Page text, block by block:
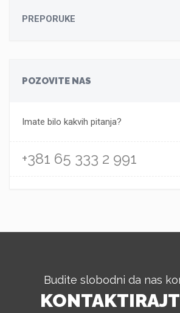
PREPORUKE
POZOVITE NAS
Imate bilo kakvih pitanja?
+381 65 333 2 991
Budite slobodni da nas